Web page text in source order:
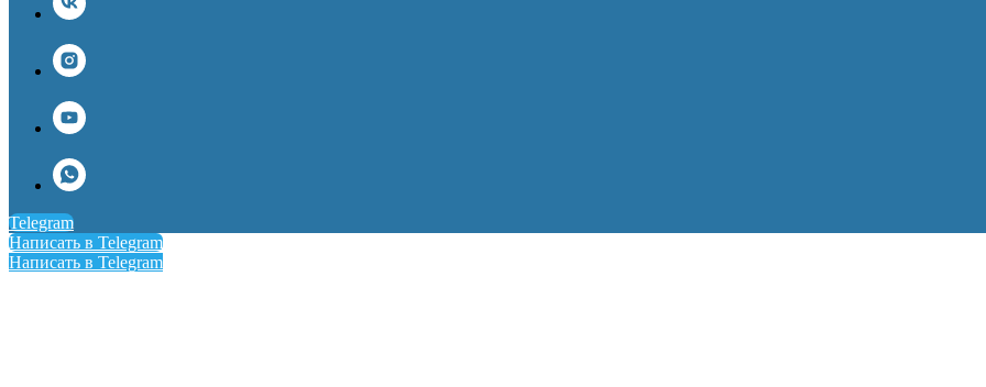
Telegram
Написать в Telegram
Написать в Telegram